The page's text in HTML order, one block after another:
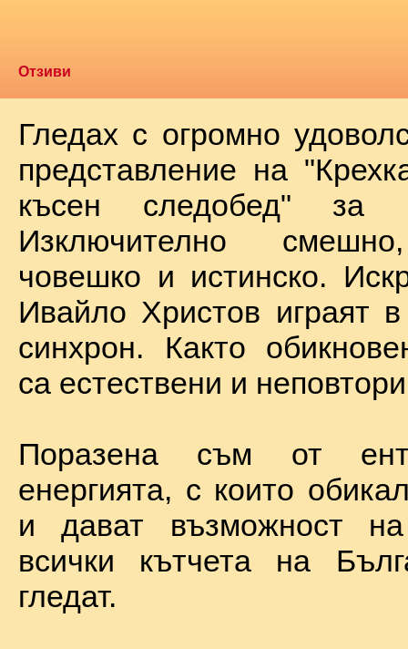
Отзиви
Гледах с огромно
представление на
късен следобед" за
Изключително
човешко и истинско.
Ивайло Христов играят
синхрон. Както
са естествени и
Поразена съм от
енергията, с които
и дават възможност
всички кътчета на
гледат.